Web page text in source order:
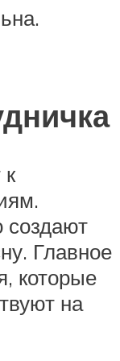
создают
Главное
которые
на